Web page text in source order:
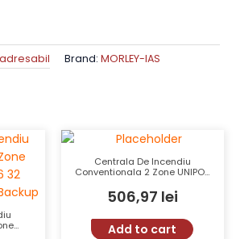
Brand:MORLEY-IAS
Centrala De Incendiu
Conventionala 2 Zone UNIPOS
506,97 lei
Add to cart